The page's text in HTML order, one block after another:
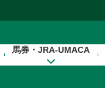
馬券・JRA-UMACA